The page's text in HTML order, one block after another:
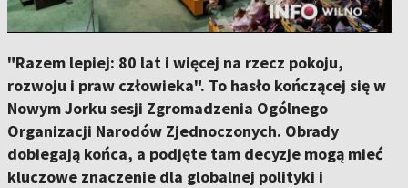
"Razem lepiej: 80 lat i więcej na rzecz pokoju,
rozwoju i praw człowieka". To hasło kończącej się w
Nowym Jorku sesji Zgromadzenia Ogólnego
Organizacji Narodów Zjednoczonych. Obrady
dobiegają końca, a podjęte tam decyzje mogą mieć
kluczowe znaczenie dla globalnej polityki i